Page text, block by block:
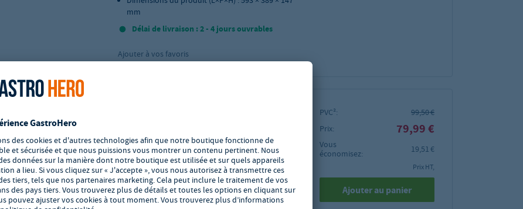
mm
Délai de livraison : 2 - 4 jours ouvrables
Ajouter à vos favoris
Vitrine réfrigérée UNIQ, HENDI,
design Robert Bronwasser, GN
1/1, noir, 593x389x(H)147 mm
Réf.:GH-871904
Refroidissement efficace avec bac GN 1/1 en
acier inoxydable et élément réfrigérant en gel
PVC²:
99,50 €
Prix:
79,99 €
Vous
économisez:
19,51 €
Prix HT,
Ajouter au panier